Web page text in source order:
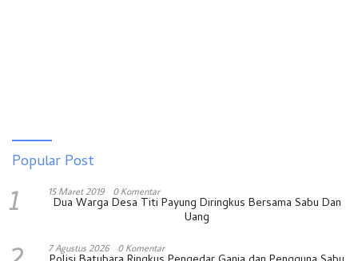
Popular Post
1 15 Maret 2019 0 Komentar
Dua Warga Desa Titi Payung Diringkus Bersama Sabu Dan
Uang
7 Agustus 2026 0 Komentar